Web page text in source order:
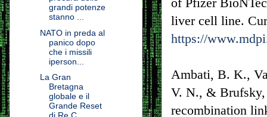
liver cell line.
https://
Ambati, B. K.,
V. N., &
recombination
grandi potenze
stanno ...
NATO in preda al
panico dopo
che i missili
iperson...
La Gran
Bretagna
globale e il
Grande Reset